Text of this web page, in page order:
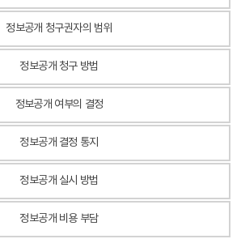
정보공개 청구권자의 범위
정보공개 청구 방법
정보공개 여부의 결정
정보공개 결정 통지
정보공개 실시 방법
정보공개 비용 부담